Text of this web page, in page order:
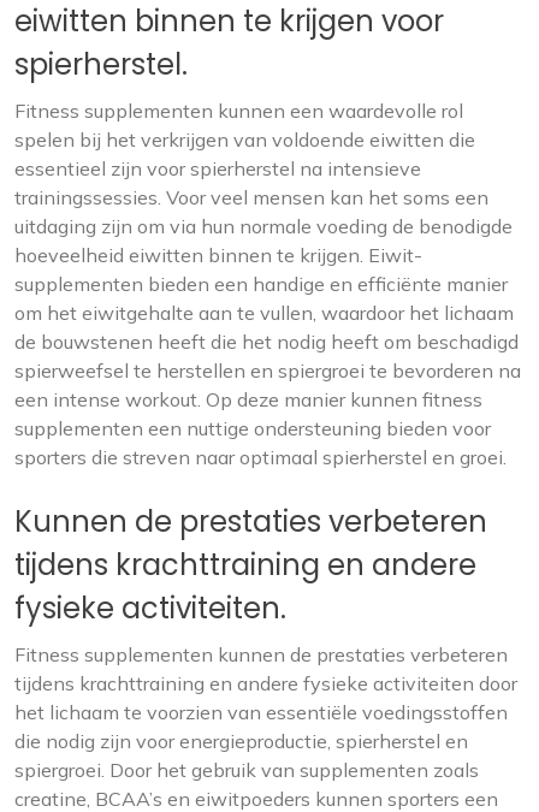
eiwitten binnen te krijgen voor
spierherstel.
Fitness supplementen kunnen een waardevolle rol
spelen bij het verkrijgen van voldoende eiwitten die
essentieel zijn voor spierherstel na intensieve
trainingssessies. Voor veel mensen kan het soms een
uitdaging zijn om via hun normale voeding de benodigde
hoeveelheid eiwitten binnen te krijgen. Eiwit-
supplementen bieden een handige en efficiënte manier
om het eiwitgehalte aan te vullen, waardoor het lichaam
de bouwstenen heeft die het nodig heeft om beschadigd
spierweefsel te herstellen en spiergroei te bevorderen na
een intense workout. Op deze manier kunnen fitness
supplementen een nuttige ondersteuning bieden voor
sporters die streven naar optimaal spierherstel en groei.
Kunnen de prestaties verbeteren
tijdens krachttraining en andere
fysieke activiteiten.
Fitness supplementen kunnen de prestaties verbeteren
tijdens krachttraining en andere fysieke activiteiten door
het lichaam te voorzien van essentiële voedingsstoffen
die nodig zijn voor energieproductie, spierherstel en
spiergroei. Door het gebruik van supplementen zoals
creatine, BCAA’s en eiwitpoeders kunnen sporters een